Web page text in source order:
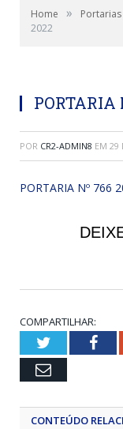
Home » Portarias
2022
PORTARIA
POR CR2-ADMIN8 EM 29
PORTARIA Nº 766
COMPARTILHAR:
Twitter
Email
CONTEÚDO